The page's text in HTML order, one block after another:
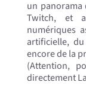
un panorama
Twitch, et
numériques
artificielle,
encore de la
(Attention,
directement